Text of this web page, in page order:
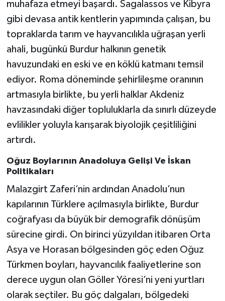
muhafaza etmeyi başardı. Sagalassos ve Kibyra
gibi devasa antik kentlerin yapımında çalışan, bu
topraklarda tarım ve hayvancılıkla uğraşan yerli
ahali, bugünkü Burdur halkının genetik
havuzundaki en eski ve en köklü katmanı temsil
ediyor. Roma döneminde şehirlileşme oranının
artmasıyla birlikte, bu yerli halklar Akdeniz
havzasındaki diğer topluluklarla da sınırlı düzeyde
evlilikler yoluyla karışarak biyolojik çeşitliliğini
artırdı.
Oğuz Boylarının Anadoluya Gelişi Ve İskan
Politikaları
Malazgirt Zaferi’nin ardından Anadolu’nun
kapılarının Türklere açılmasıyla birlikte, Burdur
coğrafyası da büyük bir demografik dönüşüm
sürecine girdi. On birinci yüzyıldan itibaren Orta
Asya ve Horasan bölgesinden göç eden Oğuz
Türkmen boyları, hayvancılık faaliyetlerine son
derece uygun olan Göller Yöresi’ni yeni yurtları
olarak seçtiler. Bu göç dalgaları, bölgedeki